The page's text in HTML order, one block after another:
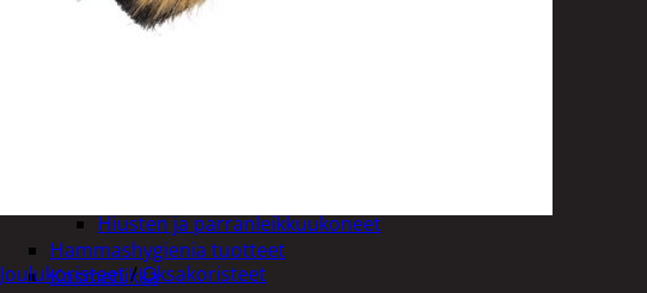
Hengityssuojaimet ja desinfiointi
Hiusten ja parranleikkuukoneet
Hammashygienia tuotteet
Kosmetiikka
Joulukoristeet/Oksakoristeet